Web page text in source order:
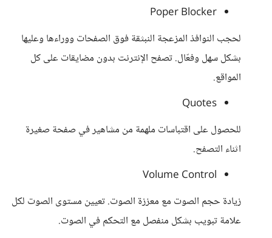
Poper Blocker
لحجب النوافذ المزعجة النبثقة فوق الصفحات ووراءها وعليها
بشكل سهل وفعّال. تصفح الإنترنت بدون مضايقات على كل
المواقع.
‪Quotes‬
للحصول على اقتباسات ملهمة من مشاهير في صفحة صغيرة
اثناء التصفح.
Volume Control
زيادة حجم الصوت مع معززة الصوت. تعيين مستوى الصوت لكل
علامة تبويب بشكل منفصل مع التحكم في الصوت.